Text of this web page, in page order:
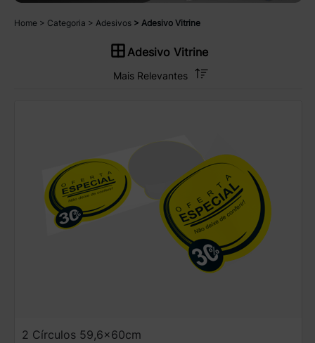
Home Categoria Adesivos Adesivo Vitrine
Adesivo Vitrine
2 Círculos 59,6x60cm